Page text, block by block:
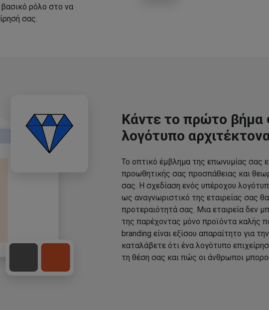
βασικό ρόλο στο να
σας.
Κάντε το πρώτο βήμα
λογότυπο
Το οπτικό έμβλημα της επωνυμίας σας
προωθητικής σας προσπάθειας και
σας. Η σχεδίαση ενός υπέροχου
ως αναγνωριστικό της εταιρείας σας θα
προτεραιότητά σας. Μια εταιρεία δεν
της παρέχοντας μόνο προϊόντα καλής
branding είναι εξίσου απαραίτητο για
καταλάβετε ότι ένα λογότυπο
τη θέση σας και πώς οι άνθρωποι